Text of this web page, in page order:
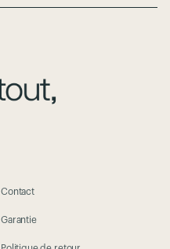
Contact
Garantie